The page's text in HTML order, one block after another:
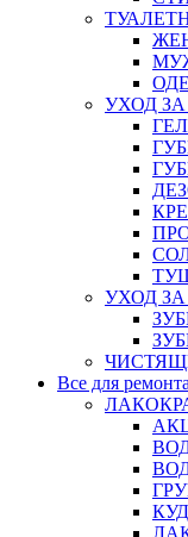
УХОД
УХОД
Все для ремонта